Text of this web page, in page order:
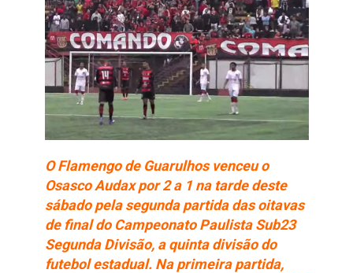
O Flamengo de Guarulhos venceu o
Osasco Audax por 2 a 1 na tarde deste
sábado pela segunda partida das oitavas
de final do Campeonato Paulista Sub23
Segunda Divisão, a quinta divisão do
futebol estadual. Na primeira partida,